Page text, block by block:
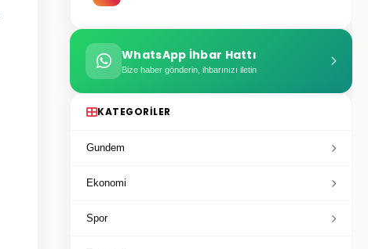
WhatsApp İhbar Hattı
Bize haber gönderin, ihbarınızı iletin
KATEGORILER
Gundem
Ekonomi
Spor